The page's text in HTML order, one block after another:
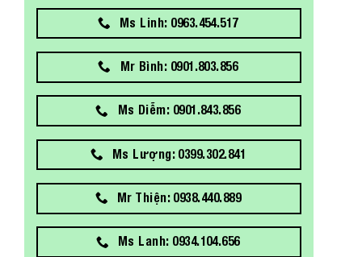
Ms Linh: 0963.454.517
Mr Bình: 0901.803.856
Ms Diễm: 0901.843.856
Ms Lượng: 0399.302.841
Mr Thiện: 0938.440.889
Ms Lanh: 0934.104.656